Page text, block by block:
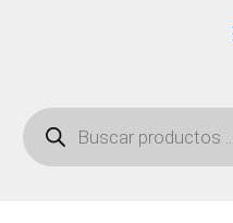
Búsqueda
de
productos